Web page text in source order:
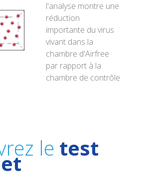
l'analyse montre une
réduction
importante du virus
vivant dans la
chambre d'Airfree
par rapport à la
chambre de contrôle
le test